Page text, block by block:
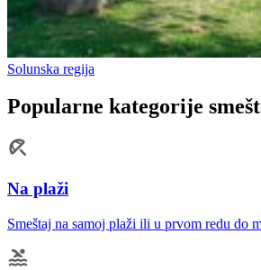
Solunska regija
Popularne kategorije
Na plaži
Smeštaj na samoj plaži ili u prvom redu do